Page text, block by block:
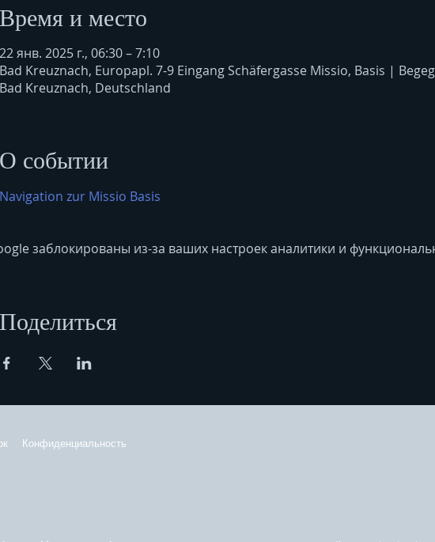
Время и место
22 янв. 2025 г., 06:30 – 7:10
Bad Kreuznach, Europapl. 7-9 Eingang Schäfergasse Missio, Basis |
Bad Kreuznach, Deutschland
О событии
Navigation zur Missio Basis
заблокированы из-за ваших настроек аналитики и
Поделиться
Конфиденциальность